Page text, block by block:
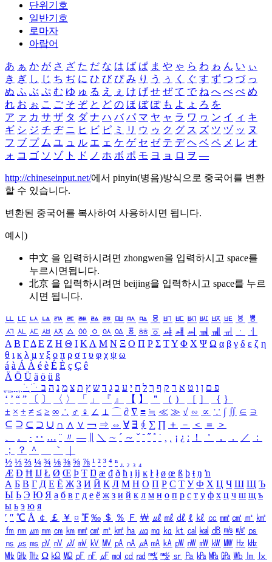
단위기호
일반기호
로마자
아랍어
あ ぁ か が さ ざ た だ な は ば ぱ ま や ゃ ら わ ゎ ん い ぃ
き ぎ し じ ち ぢ に ひ び ぴ み り う ぅ く ぐ す ず つ づ っ
ぬ ふ ぶ ぷ む ゆ ゅ る え ぇ け げ せ ぜ て で ね へ べ ぺ め
れ お ぉ こ ご そ ぞ と ど の ほ ぼ ぽ も よ ょ ろ を
ア ァ カ サ ザ タ ダ ナ ハ バ パ マ ヤ ャ ラ ワ ヮ ン イ ィ キ
ギ シ ジ チ ヂ ニ ヒ ビ ピ ミ リ ウ ゥ ク グ ス ズ ツ ヅ ッ ヌ
フ ブ プ ム ユ ュ ル エ ェ ケ ゲ セ ゼ テ デ ヘ ベ ペ メ レ オ
ォ コ ゴ ソ ゾ ト ド ノ ホ ボ ポ モ ヨ ョ ロ ヲ ―
http://chineseinput.net/에서 pinyin(병음)방식으로 중국어를 변환
할 수 있습니다.
변환된 중국어를 복사하여 사용하시면 됩니다.
예시)
中文 을 입력하시려면 zhongwen을 입력하시고 space를
누르시면됩니다.
北京 을 입력하시려면 beijing을 입력하시고 space를 누르
시면 됩니다.
ㅥ ㅦ ㅧ ㅨ ㅩ ㅪ ㅫ ㅬ ㅭ ㅮ ㅯ ㅰ ㅱ ㅲ ㅳ ㅴ ㅵ ㅶ ㅷ ㅸ
ㅹ
ㅺ ㅻ ㅼ ㅽ ㅾ ㅿ ㆀ ㆁ ㆂ ㆃ ㆄ ㆅ ㆆ ㆇ ㆈ ㆉ ㆊ ㆋ ㆌ ㆍ
ㆎ
Α Β ΓΔ Ε Ζ Η Θ Ι ΚΛ Μ Ν Ξ Ο Π Ρ Σ ΤΥ Φ Χ Ψ Ω α β γ δ ε ζ η
θ ι κ λ μ ν ξ ο π ρ σ τ υ φ χ ψ ω
á à Á À é è É È ç Ç ê
Ä Ö Ü ä ö ü ß
ִֶֹ ֻּ ׁׂ פ ם ן ו ט א ר ק ף ך ל ח י ע כ ג ד ש ץ ת צ מ נ ה ב
‘ ’ “ ” 〔 〕 〈 〉 「 」 『 』 【 】 ＂ （ ） ［ ］ ｛ ｝
± × ÷ ≠ ≤ ≥ ∞ ∴ ♂ ♀ ∠ ⊥ ⌒ ∂ ∇ ≡ ≒ ≪ ≫ √ ∽ ∝ ∵ ∫ ∬ ∈ ∋
⊆ ⊇ ⊂ ⊃ ∪ ∩ ∧ ∨ ￢ ⇒ ⇔ ∀ ∃ ∮ ∑ ∏ ＋ － ＜ ＝
＞
、
。 · ‥ … ¨ 〃 ― ＼ ∼ ´ ～ ˇ ˘ ˝ ˚ ˙ ¸ ¡ ¿ ː ！ ＇ ， ． ／
：
；
？ ＾ ｀
½ ⅓ ⅔ ¼ ¾ ⅛ ⅜ ⅝ ⅞ ¹ ² ³ ⁴ ⁿ ₁ ₂ ₃ ₄
Æ Ð Ħ Ĳ Ł Ø Œ Þ Ŧ Ŋ æ đ ð ħ ı ĳ ĸ ŀ ł ø œ ß þ ŧ ŋ ŉ
А Б В Г Д Е Ё Ж З И Й К Л М Н О П Р С Т У Ф Х Ц Ч Ш Щ Ъ
Ы Ь Э Ю Я а б в г д е ё ж з и й к л м н о п р с т у ф х ц ч ш щ ъ
ы ь э ю я
′ ″ ℃ Å ￠ ￡ ￥ ¤ ℉ ‰ ＄ ％ Ｆ ￦ ㎕ ㎖ ㎗ ℓ ㎘ ㏄ ㎣ ㎤ ㎥ ㎦
㎙ ㎚ ㎛ ㎜ ㎝ ㎞ ㎟ ㎠ ㎡ ㎢ ㏊ ㎍ ㎎ ㎏ ㏏ ㎈ ㎉ ㏈ ㎧ ㎨ ㎰
㎱ ㎲ ㎳ ㎴ ㎵ ㎶ ㎷ ㎸ ㎹ ㎀ ㎁ ㎂ ㎃ ㎄ ㎺ ㎻ ㎽ ㎾ ㎿ ㎐ ㎑
㎒ ㎓ ㎔ Ω ㏀ ㏁ ㎊ ㎋ ㎌ ㏖ ㏅ ㎭ ㎮ ㎯ ㏛ ㎩ ㎪ ㎫ ㎬ ㏝ ㏐
㏓